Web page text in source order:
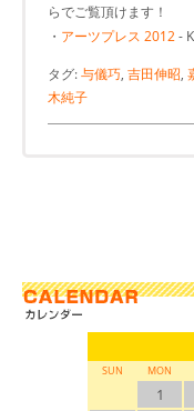
らでご覧頂けます！
・ アーツプレス 2012-
タグ:与儀巧, 吉田伸昭,
木純子
SUN MON
1